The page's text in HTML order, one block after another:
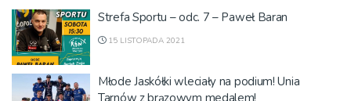
Strefa Sportu – odc. 7 – Paweł Baran
15 LISTOPADA 2021
Młode Jaskółki wleciały na podium! Unia
Tarnów z brązowym medalem!